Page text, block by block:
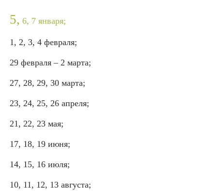
5, 6, 7 января;
1, 2, 3, 4 февраля;
29 февраля – 2 марта;
27, 28, 29, 30 марта;
23, 24, 25, 26 апреля;
21, 22, 23 мая;
17, 18, 19 июня;
14, 15, 16 июля;
10, 11, 12, 13 августа;